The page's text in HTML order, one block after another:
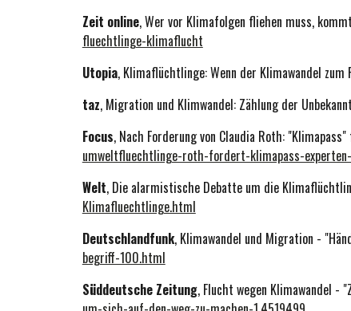
Zeit online, Wer vor Klimafolgen fliehen muss,
fluechtlinge-klimaflucht
Utopia, Klimaflüchtlinge: Wenn der Klimawandel
taz, Migration und Klimwandel: Zählung der
Focus, Nach Forderung von Claudia Roth:
umweltfluechtlinge-roth-fordert-klimapass-
Welt, Die alarmistische Debatte um die
Klimafluechtlinge.html
Deutschlandfunk, Klimawandel und Migration -
begriff-100.html
Süddeutsche Zeitung, Flucht wegen Klimawandel -